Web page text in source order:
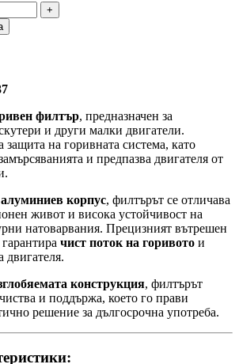
филтър, предназначен за
и други малки двигатели.
на горивната система, като
и предпазва двигателя от
корпус, филтърът се отличава
живот и висока устойчивост на
натоварвания. Прецизният вътрешен
чист поток на горивото и
двигателя.
конструкция, филтърът
и поддържа, което го прави
решение за дългосрочна употреба.